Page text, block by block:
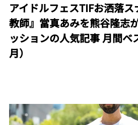
アイドルフェスTIFお洒落
教師』當真あみを熊谷隆志
ッションの人気記事 月間ベ
月）